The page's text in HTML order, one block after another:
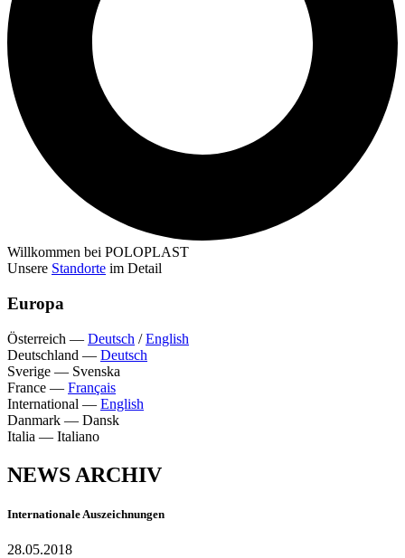
Willkommen bei POLOPLAST
Unsere Standorte im Detail
Europa
Österreich — Deutsch /English
Deutschland — Deutsch
Sverige — Svenska
France — Français
International — English
Danmark — Dansk
Italia — Italiano
NEWS ARCHIV
Internationale Auszeichnungen
28.05.2018